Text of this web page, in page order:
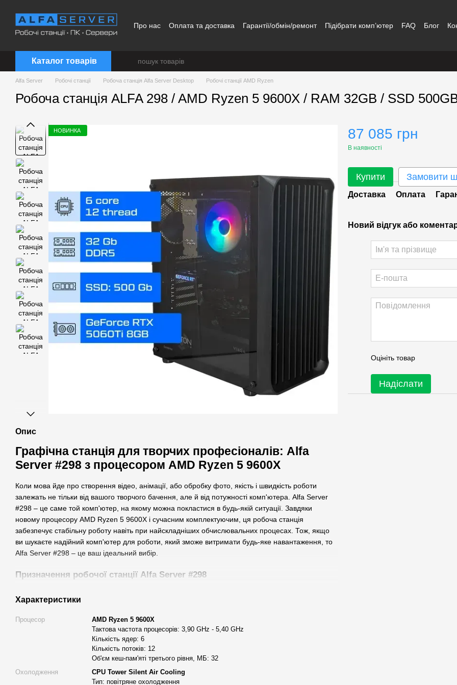
Про нас Оплата та доставка Гарантії/обмін/ремонт Підібрати комп’ютер FAQ Блог
Каталог товарів
Alfa Server Робочі станції Робоча станція Alfa Server Desktop Робочі станції AMD Ryzen
Робоча станція ALFA 298 / AMD Ryzen 5 9600X / RAM 32GB / SSD
НОВИНКА
Опис
Графічна станція для творчих професіоналів: Alfa
Server #298 з процесором AMD Ryzen 5 9600X
Коли мова йде про створення відео, анімації, або обробку фото, якість і швидкість роботи
залежать не тільки від вашого творчого бачення, але й від потужності комп'ютера. Alfa Server
#298 – це саме той комп'ютер, на якому можна покластися в будь-якій ситуації. Завдяки
новому процесору AMD Ryzen 5 9600X і сучасним комплектуючим, ця робоча станція
забезпечує стабільну роботу навіть при найскладніших обчислювальних процесах. Тож, якщо
ви шукаєте надійний комп'ютер для роботи, який зможе витримати будь-яке навантаження, то
Alfa Server #298 – це ваш ідеальний вибір.
Призначення робочої станції Alfa Server #298
анімації, обробкою фото та проектуванням. Його потужний процесор AMD Ryzen 5 9600X з
шістьма ядрами та дванадцятьма потоками забезпечує високу продуктивність, яка так потрібна
для роботи в сучасних програмних середовищах. Незалежно від того, чи створюєте ви складні
відео проекти, працюєте з анімацією або займаєтеся графічним дизайном, Alfa Server #298
надасть вам всі необхідні інструменти для досягнення ваших цілей.
Відео монтаж
Характеристики
Процесор
AMD Ryzen 5 9600X
Тактова частота процесорів: 3,90 GHz - 5,40 GHz
Кількість ядер: 6
Кількість потоків: 12
Об'єм кеш-пам'яті третього рівня, МБ: 32
Охолодження
CPU Tower Silent Air Cooling
Тип: повітряне охолодження
87 085 грн
В наявності
Купити Замовити
Доставка Оплата
Новий відгук або
Оцініть товар
Надіслати